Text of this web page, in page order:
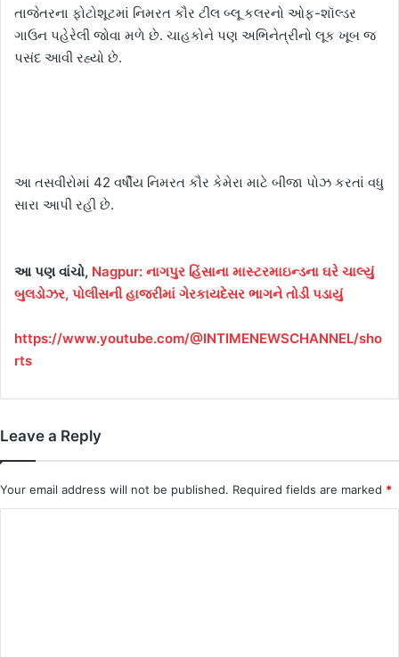
તાજેતરના ફોટોશૂટમાં નિમરત કૌર ટીલ બ્લૂ કલરનો ઓફ-શૉલ્ડર
ગાઉન પહેરેલી જોવા મળે છે. ચાહકોને પણ અભિનેત્રીનો લૂક ખૂબ જ
પસંદ આવી રહ્યો છે.
આ તસવીરોમાં 42 વર્ષીય નિમરત કૌર કેમેરા માટે બીજા પોઝ કરતાં વધુ
સારા આપી રહી છે.
આ પણ વાંચો, Nagpur: નાગપુર હિંસાના માસ્ટરમાઇન્ડના ઘરે ચાલ્યું
બુલડોઝર, પોલીસની હાજરીમાં ગેરકાયદેસર ભાગને તોડી પડાયું
https://www.youtube.com/@INTIMENEWSCHANNEL/sho
rts
Leave a Reply
Your email address will not be published. Required fields are marked *